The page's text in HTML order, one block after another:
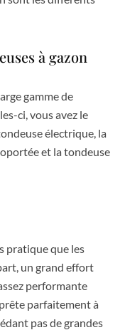
à gazon
gamme de
ci, vous avez le
électrique, la
et la tondeuse
pratique que les
un grand effort
performante
parfaitement à
pas de grandes